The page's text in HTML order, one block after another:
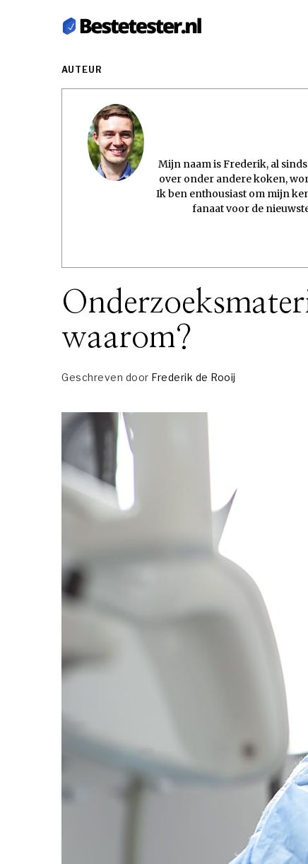
AUTEUR
Mijn naam is Frederik, al
over onder andere koken,
Ik ben enthousiast om mijn
fanaat voor de
waarom?
Geschreven door Frederik de Rooij